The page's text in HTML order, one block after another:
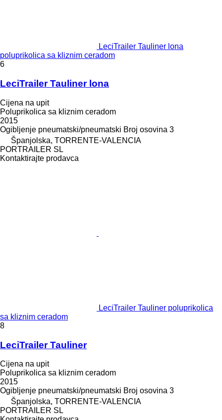
LeciTrailer Tauliner lona
poluprikolica sa kliznim ceradom
6
LeciTrailer Tauliner lona
Cijena na upit
Poluprikolica sa kliznim ceradom
2015
Ogibljenje pneumatski/pneumatski Broj osovina 3
Španjolska, TORRENTE-VALENCIA
PORTRAILER SL
Kontaktirajte prodavca
LeciTrailer Tauliner poluprikolica
sa kliznim ceradom
8
LeciTrailer Tauliner
Cijena na upit
Poluprikolica sa kliznim ceradom
2015
Ogibljenje pneumatski/pneumatski Broj osovina 3
Španjolska, TORRENTE-VALENCIA
PORTRAILER SL